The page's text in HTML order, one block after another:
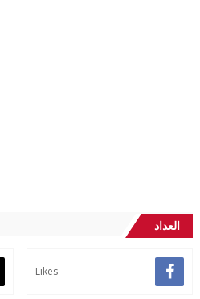
العداد
Likes